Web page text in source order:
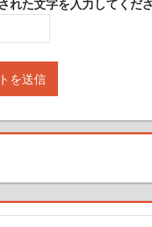
れた文字を入力してくださ